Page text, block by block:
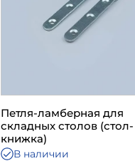
Петля-ламберная для
складных столов (стол-
книжка)
В наличии